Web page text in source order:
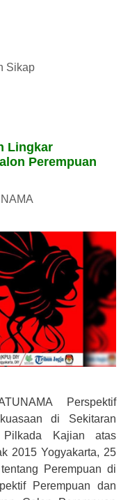
Sikap
Lingkar
Perempuan
Perspektif
di Sekitaran
Pilkada Kajian atas
2015 Yogyakarta, 25
Perempuan di
Perempuan dan